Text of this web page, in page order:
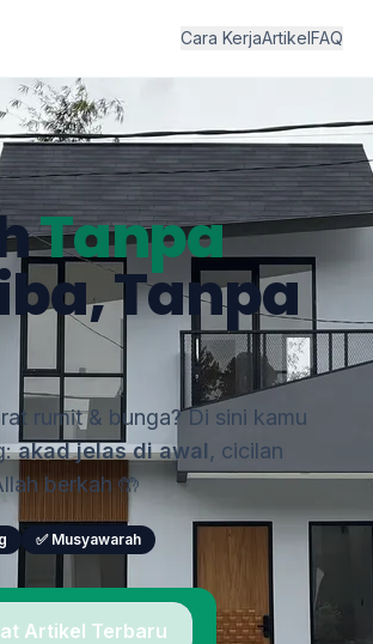
Cara KerjaArtikelFAQ
Tanpa
Tanpa
rumit & bunga? Di sini kamu
akad jelas di awal, cicilan
berkah 🤲
✅ Musyawarah
Artikel Terbaru